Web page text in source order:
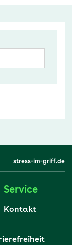
stress-im-griff.de
Service
Kontakt